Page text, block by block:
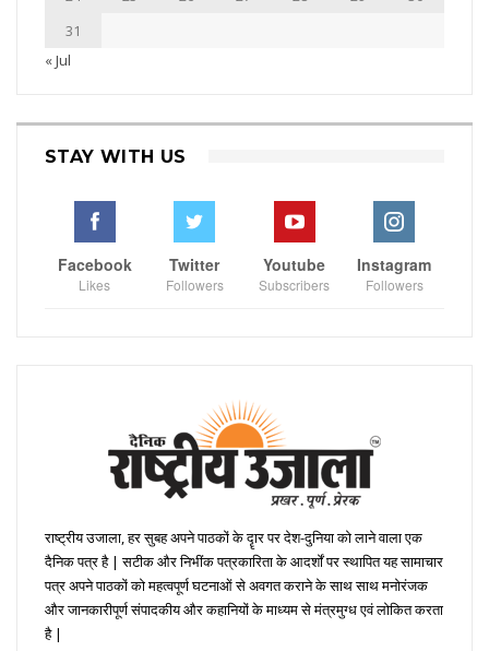
31
« Jul
STAY WITH US
Facebook
Likes
Twitter
Followers
Youtube
Subscribers
Instagram
Followers
राष्ट्रीय उजाला, हर सुबह अपने पाठकों के दॄार पर देश-दुनिया को लाने वाला एक
दैनिक पत्र है | सटीक और निभींक पत्रकारिता के आदर्शों पर स्थापित यह सामाचार
पत्र अपने पाठकों को महत्वपूर्ण घटनाओं से अवगत कराने के साथ साथ मनोरंजक
और जानकारीपूर्ण संपादकीय और कहानियों के माध्यम से मंत्रमुग्ध एवं लोकित करता
है |